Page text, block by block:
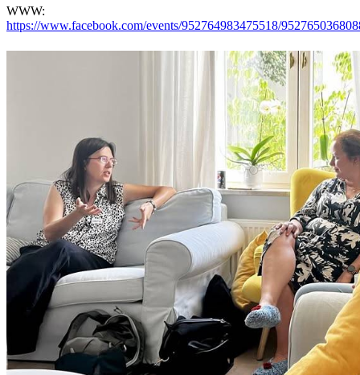
WWW:
https://www.facebook.com/events/952764983475518/